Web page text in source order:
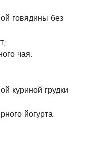
говядины без
чая.
куриной грудки
йогурта.